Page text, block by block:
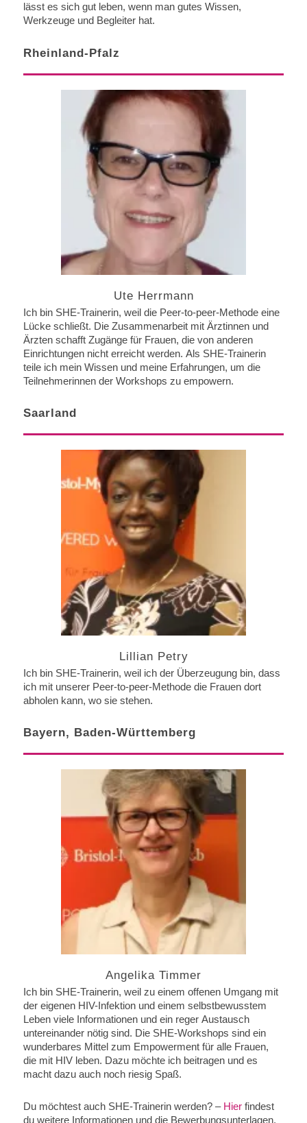
lässt es sich gut leben, wenn man gutes Wissen,
Werkzeuge und Begleiter hat.
Rheinland-Pfalz
Ute Herrmann
Ich bin SHE-Trainerin, weil die Peer-to-peer-Methode eine
Lücke schließt. Die Zusammenarbeit mit Ärztinnen und
Ärzten schafft Zugänge für Frauen, die von anderen
Einrichtungen nicht erreicht werden. Als SHE-Trainerin
teile ich mein Wissen und meine Erfahrungen, um die
Teilnehmerinnen der Workshops zu empowern.
Saarland
Lillian Petry
Ich bin SHE-Trainerin, weil ich der Überzeugung bin, dass
ich mit unserer Peer-to-peer-Methode die Frauen dort
abholen kann, wo sie stehen.
Bayern, Baden-Württemberg
Angelika Timmer
Ich bin SHE-Trainerin, weil zu einem offenen Umgang mit
der eigenen HIV-Infektion und einem selbstbewusstem
Leben viele Informationen und ein reger Austausch
untereinander nötig sind. Die SHE-Workshops sind ein
wunderbares Mittel zum Empowerment für alle Frauen,
die mit HIV leben. Dazu möchte ich beitragen und es
macht dazu auch noch riesig Spaß.
Du möchtest auch SHE-Trainerin werden? – Hier findest
du weitere Informationen und die Bewerbungsunterlagen.